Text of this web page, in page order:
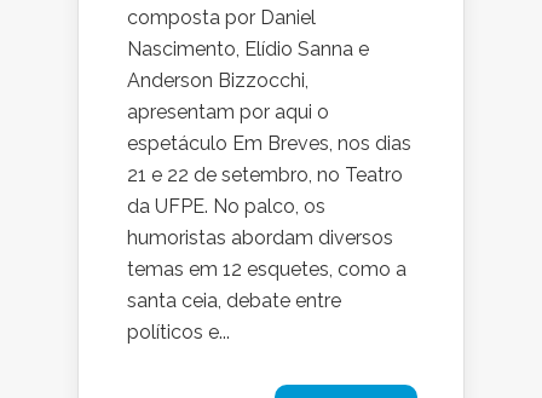
composta por Daniel
Nascimento, Elídio Sanna e
Anderson Bizzocchi,
apresentam por aqui o
espetáculo Em Breves, nos dias
21 e 22 de setembro, no Teatro
da UFPE. No palco, os
humoristas abordam diversos
temas em 12 esquetes, como a
santa ceia, debate entre
políticos e...